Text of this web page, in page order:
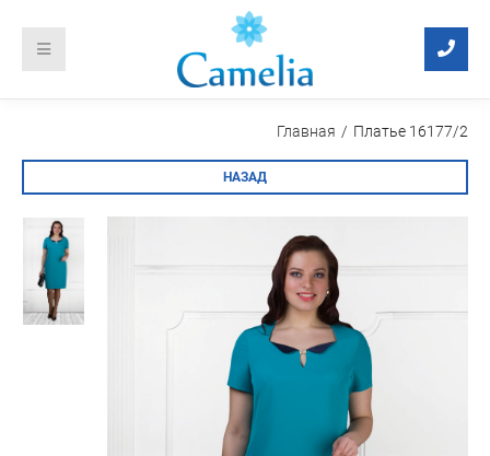
НАЗАД
Главная Платье 16177/2